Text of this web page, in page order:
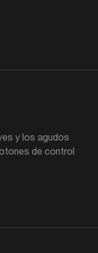
y los agudos
de control